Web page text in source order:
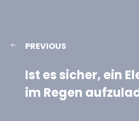
PREVIOUS
Ist es sicher, ein
im Regen